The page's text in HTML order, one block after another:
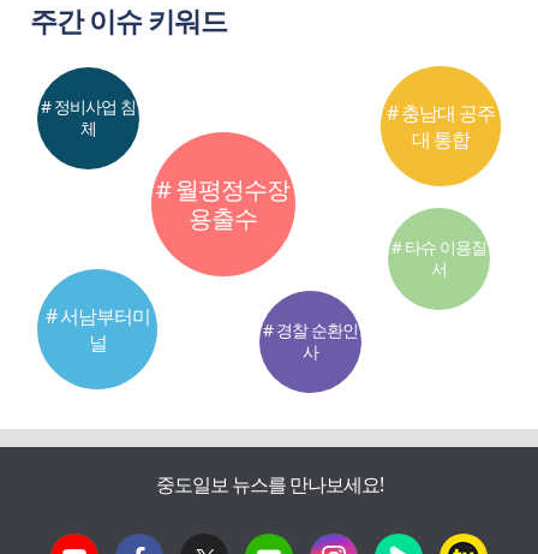
주간 이슈 키워드
# 월평정수장
용출수
# 서남부터미
널
# 충남대 공주
대 통합
# 정비사업 침
체
# 경찰 순환인
사
# 타슈 이용질
서
중도일보 뉴스를 만나보세요!